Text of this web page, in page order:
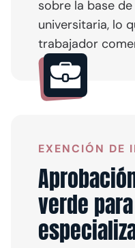
sobre la base
universitaria, lo
trabajador
EXENCIÓN DE
verde